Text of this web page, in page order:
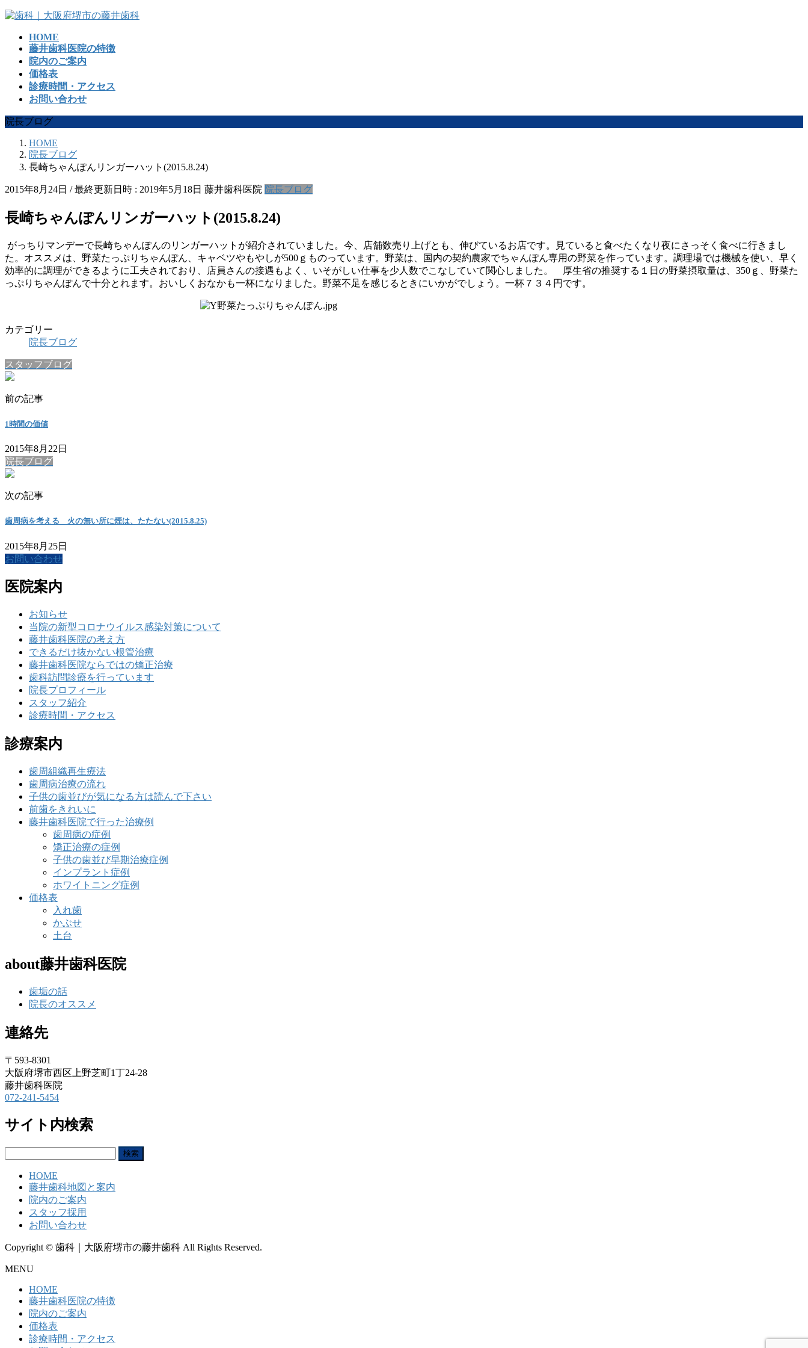
コ
ッ
プ
ナ
移
動
HOME
藤井歯科医院の特徴
院内のご案内
価格表
診療時間・アクセス
お問い合わせ
院長ブログ
HOME
院長ブログ
長崎ちゃんぽんリンガーハット(2015.8.24)
2015年8月24日 / 最終更新日時 : 2019年5月18日 藤井歯科医院 院長ブログ
長崎ちゃんぽんリンガーハット(2015.8.24)
がっちりマンデーで長崎ちゃんぽんのリンガーハットが紹介されていました。今、店舗数売り上げとも、伸びているお店です。見ていると食べたくなり夜にさっそく食べに行きまし
た。オススメは、野菜たっぷりちゃんぽん、キャベツやもやしが500ｇものっています。野菜は、国内の契約農家でちゃんぽん専用の野菜を作っています。調理場では機械を使い、早く
効率的に調理ができるように工夫されており、店員さんの接遇もよく、いそがしい仕事を少人数でこなしていて関心しました。 厚生省の推奨する１日の野菜摂取量は、350ｇ、野菜た
っぷりちゃんぽんで十分とれます。おいしくおなかも一杯になりました。野菜不足を感じるときにいかがでしょう。一杯７３４円です。
カテゴリー
院長ブログ
スタッフブログ
前の記事
1時間の価値
2015年8月22日
院長ブログ
次の記事
歯周病を考える 火の無い所に煙は、たたない(2015.8.25)
2015年8月25日
お問い合わせ
医院案内
お知らせ
当院の新型コロナウイルス感染対策について
藤井歯科医院の考え方
できるだけ抜かない根管治療
藤井歯科医院ならではの矯正治療
歯科訪問診療を行っています
院長プロフィール
スタッフ紹介
診療時間・アクセス
診療案内
歯周組織再生療法
歯周病治療の流れ
子供の歯並びが気になる方は読んで下さい
前歯をきれいに
藤井歯科医院で行った治療例
歯周病の症例
矯正治療の症例
子供の歯並び早期治療症例
インプラント症例
ホワイトニング症例
価格表
入れ歯
かぶせ
土台
about藤井歯科医院
歯垢の話
院長のオススメ
連絡先
〒593-8301
大阪府堺市西区上野芝町1丁24-28
藤井歯科医院
072-241-5454
サイト内検索
HOME
藤井歯科地図と案内
院内のご案内
スタッフ採用
お問い合わせ
Copyright © 歯科｜大阪府堺市の藤井歯科 All Rights Reserved.
MENU
HOME
藤井歯科医院の特徴
院内のご案内
価格表
診療時間・アクセス